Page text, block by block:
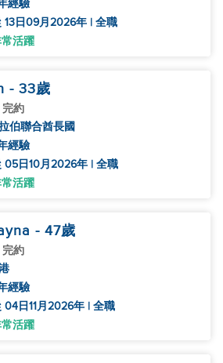
經驗
13日09月2026年 | 全職
活躍
- 33歲
完約
伯聯合酋長國
經驗
05日10月2026年 | 全職
活躍
- 47歲
完約
經驗
04日11月2026年 | 全職
活躍